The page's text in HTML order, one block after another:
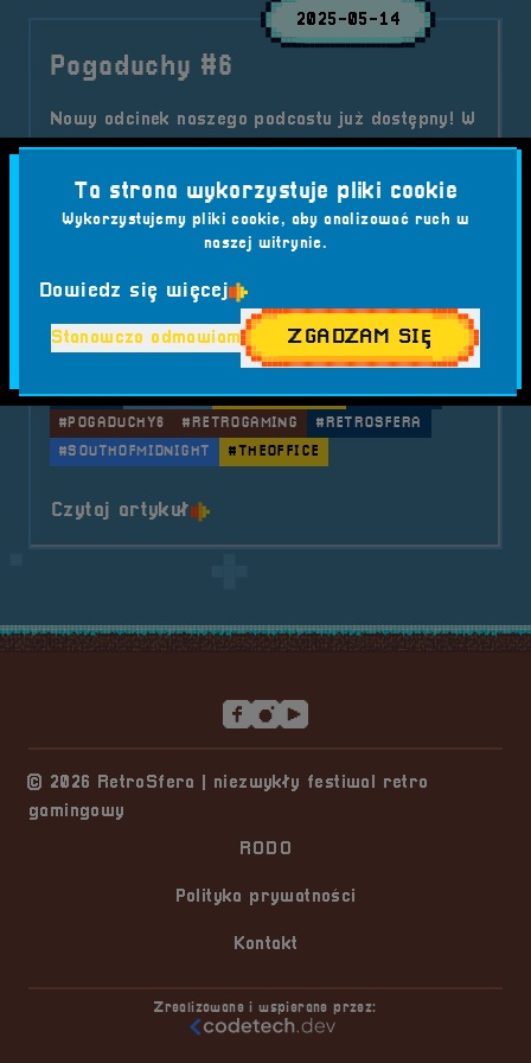
2025-05-14
Pogaduchy #6
Nowy odcinek naszego podcastu już dostępny! W
„Pogaduchach #6” rozmawiamy o planach
związanych z RetroSferą 2025, dzielimy się
wrażeniami z muzycznych odkryć i komentujemy
nadchodzące premiery gier. Wpadajcie
Kategorie wpisu: Aktualności
Tagi: #AFTERPARTY #BEHEMOTH
#BRZEG
#GTA6 #GUTALAX
#KANCIAPA
#MAFIA
#MUZYKA #NOWYODCINEK
#PODCAST
#POGADUCHY6
#RETROGAMING
#RETROSFERA
#SOUTHOFMIDNIGHT
#THEOFFICE
Czytaj artykuło tytule Pogaduchy #6
© 2026 RetroSfera | niezwykły festiwal retro
gamingowy
RODO
Polityka prywatności
Kontakt
Zrealizowane i wspierane przez:
Ta strona wykorzystuje pliki cookie
Wykorzystujemy pliki cookie, aby analizować ruch w
naszej witrynie.
Dowiedz się więcej
Stanowczo odmawiam ZGADZAM SIĘ